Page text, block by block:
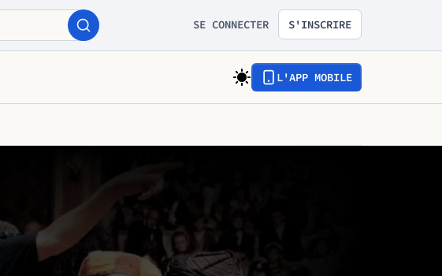
SE CONNECTER S'INSCRIRE
L'APP MOBILE